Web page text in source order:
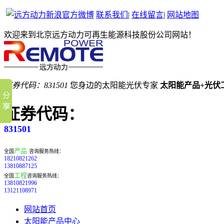
联系我们 | 在线留言| 网站地图
欢迎来到北京远方动力可再生能源科技股份公司网站！
证券代码：831501 您身边的太阳能光伏专家 太阳能产品+光伏
证券代码：
831501
全国 产品 咨询服务热线：
18210821262
13810887125
全国 工程咨询服务热线：
13810821996
13121108971
网站首页
太阳能产品中心